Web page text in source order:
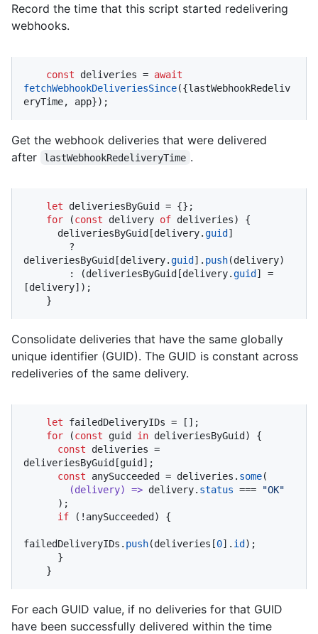
Record the time that this script started redelivering
webhooks.
const deliveries = await
fetchWebhookDeliveriesSince({lastWebhookRedeliv
eryTime, app});
Get the webhook deliveries that were delivered
after
lastWebhookRedeliveryTime .
let deliveriesByGuid = {};
for (const delivery of deliveries) {
      deliveriesByGuid[delivery.
guid ]
deliveriesByGuid[delivery.guid ]. push(delivery)
        : (deliveriesByGuid[delivery.
guid ] =
[delivery]);
    }
Consolidate deliveries that have the same globally
unique identifier (GUID). The GUID is constant across
redeliveries of the same delivery.
let failedDeliveryIDs = [];
for (const guid in deliveriesByGuid) {
const deliveries =
deliveriesByGuid[guid];
const anySucceeded = deliveries. some(
(delivery) => delivery. status ===
"OK"
if (!anySucceeded) {
failedDeliveryIDs. push(deliveries[0]. id );
    }
For each GUID value, if no deliveries for that GUID
have been successfully delivered within the time